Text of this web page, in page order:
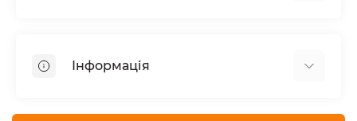
Вологий корм для котів
Інформація